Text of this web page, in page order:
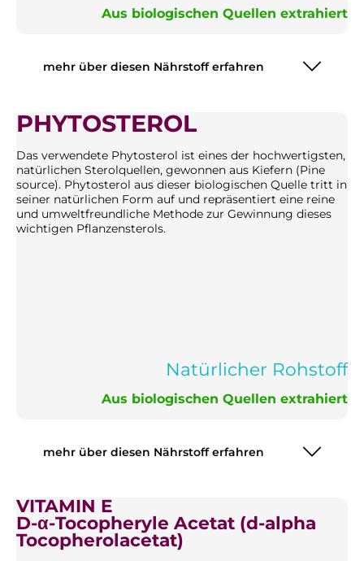
Aus biologischen Quellen extrahiert
mehr über diesen Nährstoff erfahren
PHYTOSTEROL
Das verwendete Phytosterol ist eines der hochwertigsten,
natürlichen Sterolquellen, gewonnen aus Kiefern (Pine
source). Phytosterol aus dieser biologischen Quelle tritt in
seiner natürlichen Form auf und repräsentiert eine reine
und umweltfreundliche Methode zur Gewinnung dieses
wichtigen Pflanzensterols.
Natürlicher Rohstoff
Aus biologischen Quellen extrahiert
mehr über diesen Nährstoff erfahren
VITAMIN E
D-α-Tocopheryle Acetat (d-alpha
Tocopherolacetat)